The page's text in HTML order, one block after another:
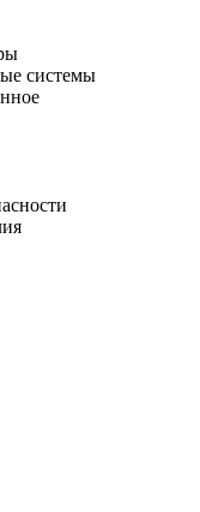
системы